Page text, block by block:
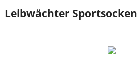
Leibwächter Sportsocken